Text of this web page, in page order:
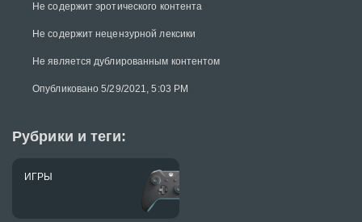
Не содержит эротического контента
Не содержит нецензурной лексики
Не является дублированным контентом
Опубликовано 5/29/2021, 5:03 PM
Рубрики и теги:
ИГРЫ